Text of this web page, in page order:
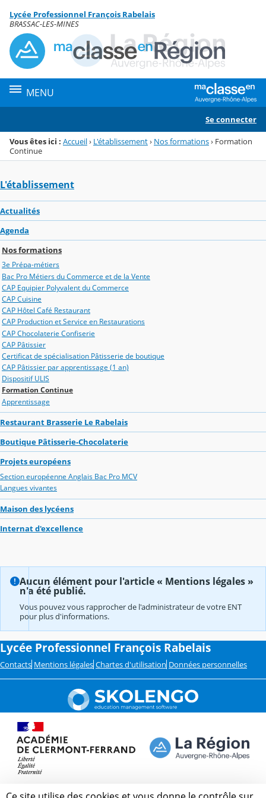
Menu de la rubrique
Contenu
Lycée Professionnel François Rabelais
BRASSAC-LES-MINES
MENU
Se connecter
Vous êtes ici : Accueil› L'établissement› Nos formations› Formation
Continue
L'établissement
Actualités
Agenda
Nos formations
3e Prépa-métiers
Bac Pro Métiers du Commerce et de la Vente
CAP Equipier Polyvalent du Commerce
CAP Cuisine
CAP Hôtel Café Restaurant
CAP Production et Service en Restaurations
CAP Chocolaterie Confiserie
CAP Pâtissier
Certificat de spécialisation Pâtisserie de boutique
CAP Pâtissier par apprentissage (1 an)
Dispositif ULIS
Formation Continue
Apprentissage
Restaurant Brasserie Le Rabelais
Boutique Pâtisserie-Chocolaterie
Projets européens
Section européenne Anglais Bac Pro MCV
Langues vivantes
Maison des lycéens
Internat d'excellence
Aucun élément pour l'article « Mentions légales »
n'a été publié.
Vous pouvez vous rapprocher de l'administrateur de votre ENT
pour plus d'informations.
Lycée Professionnel François Rabelais
Contacts Mentions légales Chartes d'utilisation Données personnelles